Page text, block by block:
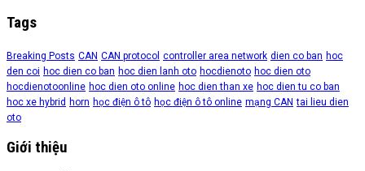
Tags
Breaking Posts CAN CAN protocol controller area network dien co ban hoc
den coi hoc dien co ban hoc dien lanh oto hocdienoto hoc dien oto
hocdienotoonline hoc dien oto online hoc dien than xe hoc dien tu co ban
hoc xe hybrid horn học điện ô tô học điện ô tô online mạng CAN tai lieu dien
oto
Giới thiệu